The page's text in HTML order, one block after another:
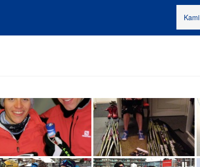
Kami